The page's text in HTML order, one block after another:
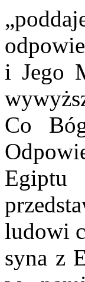
i Jego
Co
Egiptu
ludowi
syna z